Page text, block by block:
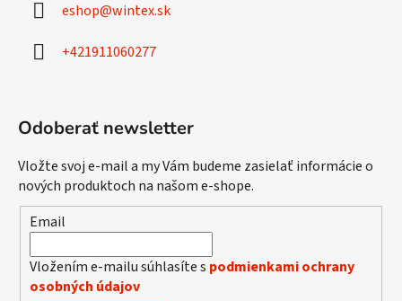
eshop@wintex.sk
+421911060277
Odoberať newsletter
Vložte svoj e-mail a my Vám budeme zasielať informácie o
nových produktoch na našom e-shope.
Email
Vložením e-mailu súhlasíte s podmienkami ochrany
osobných údajov